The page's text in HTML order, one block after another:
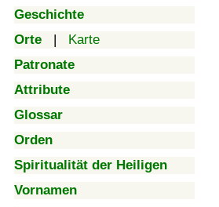
Geschichte
Orte | Karte
Patronate
Attribute
Glossar
Orden
Spiritualität der Heiligen
Vornamen